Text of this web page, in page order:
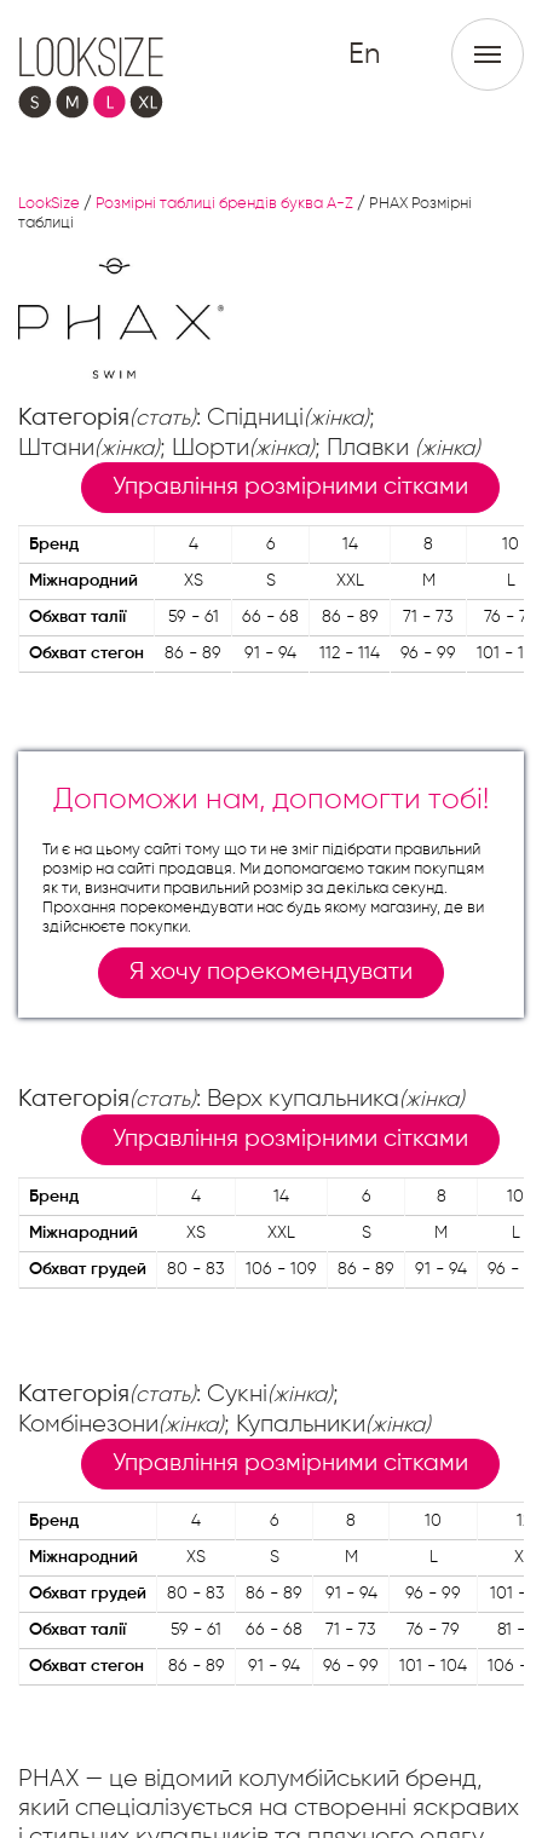
En
LookSize / Розмірні таблиці брендів буква A-Z / PHAX Розмірні
таблиці
Категорія(стать): Спідниці(жінка);
Штани(жінка); Шорти(жінка); Плавки (жінка)
Управління розмірними сітками
Бренд 4 6 14 8 10
Міжнародний XS S XXL M L
Обхват талії 59 - 61 66 - 68 86 - 89 71 - 73 76 - 79
Обхват стегон 86 - 89 91 - 94 112 - 114 96 - 99 101 -
Допоможи нам, допомогти тобі!
Ти є на цьому сайті тому що ти не зміг підібрати правильний
розмір на сайті продавця. Ми допомагаємо таким покупцям
як ти, визначити правильний розмір за декілька секунд.
Прохання порекомендувати нас будь якому магазину, де ви
здійснюєте покупки.
Я хочу порекомендувати
Категорія(стать): Верх купальника(жінка)
Управління розмірними сітками
Бренд 4 14 6 8 10
Міжнародний XS XXL S M L
Обхват грудей 80 - 83 106 - 109 86 - 89 91 - 94 96 - 99
Категорія(стать): Сукні(жінка);
Комбінезони(жінка); Купальники(жінка)
Управління розмірними сітками
Бренд 4 6 8 10 12
Міжнародний XS S M L XL
Обхват грудей 80 - 83 86 - 89 91 - 94 96 - 99 101 -
Обхват талії 59 - 61 66 - 68 71 - 73 76 - 79 81 -
Обхват стегон 86 - 89 91 - 94 96 - 99 101 - 104 106 -
PHAX — це відомий колумбійський бренд,
який спеціалізується на створенні яскравих